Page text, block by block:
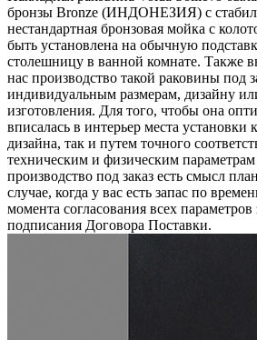
бронзы Bronze (ИНДОНЕЗИЯ) c
нестандартная бронзовая мойка с
быть установлена на обычную
столешницу в ванной комнате. Также
нас производство такой раковины под
индивидуальным размерам, дизайну
изготовления. Для того, чтобы она
вписалась в интерьер места установки
дизайна, так и путем точного
техническим и физическим
производство под заказ есть смысл
случае, когда у вас есть запас по
момента согласования всех параметров
подписания Договора Поставки.